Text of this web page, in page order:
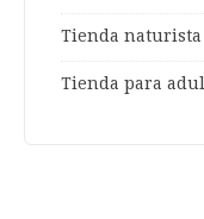
Tienda naturista
Tienda para